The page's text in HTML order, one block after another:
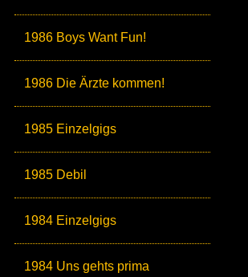
1986 Boys Want Fun!
1986 Die Ärzte kommen!
1985 Einzelgigs
1985 Debil
1984 Einzelgigs
1984 Uns gehts prima